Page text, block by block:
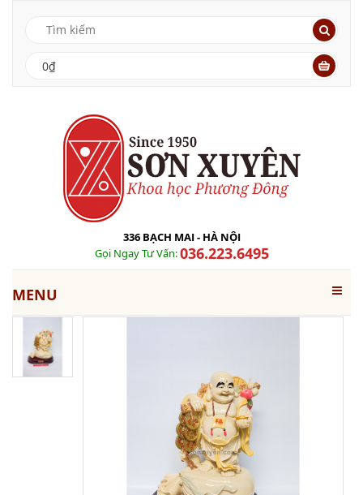
0₫
336 BẠCH MAI - HÀ NỘI
Gọi Ngay Tư Vấn:036.223.6495
MENU